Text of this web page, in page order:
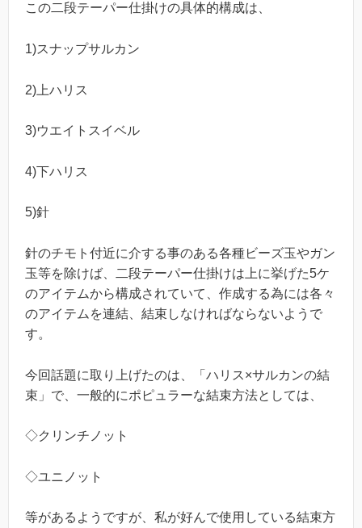
この二段テーパー仕掛けの具体的構成は、
1)スナップサルカン
2)上ハリス
3)ウエイトスイベル
4)下ハリス
5)針
針のチモト付近に介する事のある各種ビーズ玉やガン
玉等を除けば、二段テーパー仕掛けは上に挙げた5ケ
のアイテムから構成されていて、作成する為には各々
のアイテムを連結、結束しなければならないようで
す。
今回話題に取り上げたのは、「ハリス×サルカンの結
束」で、一般的にポピュラーな結束方法としては、
◇クリンチノット
◇ユニノット
等があるようですが、私が好んで使用している結束方